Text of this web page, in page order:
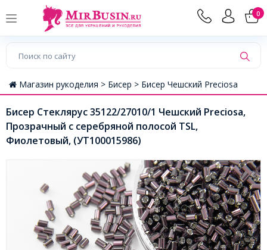
0
Магазин рукоделия > Бисер > Бисер Чешский Preciosa
Бисер Стеклярус 35122/27010/1 Чешский Preciosa,
Прозрачный с серебряной полосой TSL,
Фиолетовый, (УТ100015986)